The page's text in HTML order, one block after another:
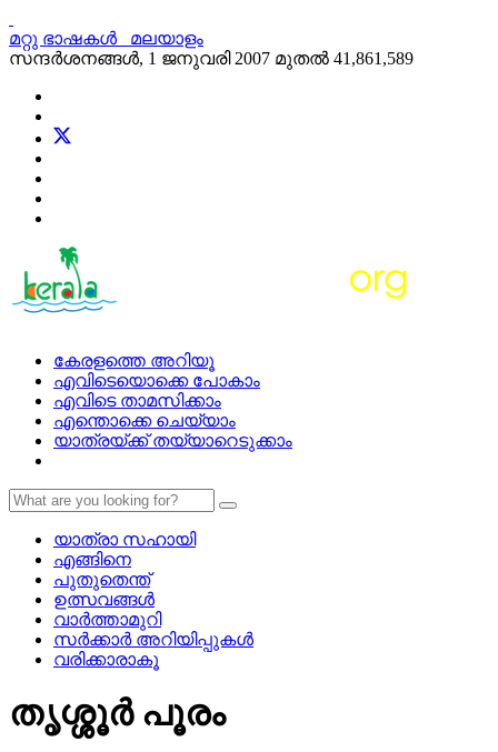
മറ്റു ഭാഷകള്‍
മലയാളം
സന്ദര്‍ശനങ്ങള്‍, 1 ജനുവരി 2007 മുതല്‍ 41,861,589
കേരളത്തെ അറിയൂ
എവിടെയൊക്കെ പോകാം
എവിടെ താമസിക്കാം
എന്തൊക്കെ ചെയ്യാം
യാത്രയ്ക്ക് തയ്യാറെടുക്കാം
യാത്രാ സഹായി
എങ്ങിനെ
പുതുതെന്ത്
ഉത്സവങ്ങള്‍
വാര്‍ത്താമുറി
സര്‍ക്കാര്‍ അറിയിപ്പുകള്‍
വരിക്കാരാകൂ
തൃശ്ശൂര്‍ പൂരം